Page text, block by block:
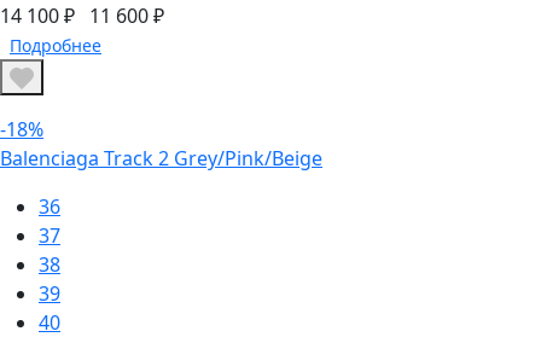
14 100 ₽ 11 600 ₽
Подробнее
-18%
Balenciaga Track 2 Grey/Pink/Beige
36
37
38
39
40